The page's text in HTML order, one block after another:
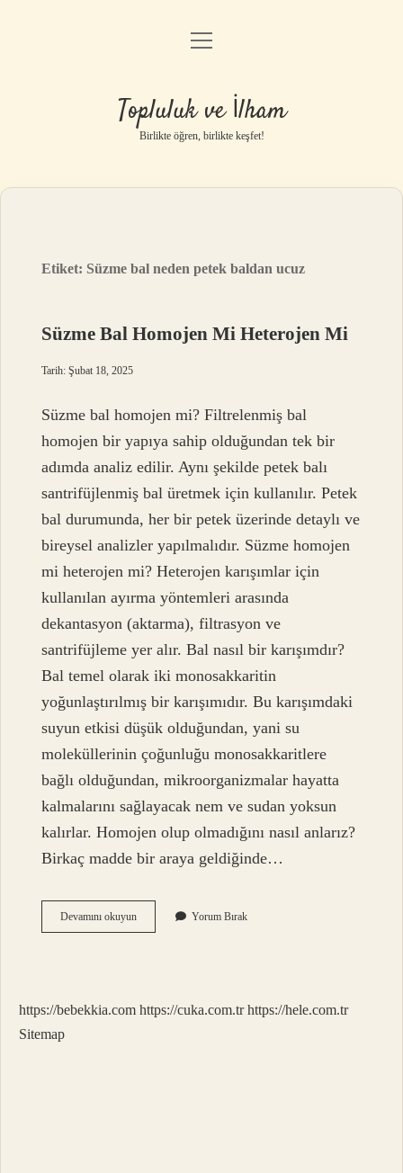
Anasayfa
Gizlilik Politikası
Yasal Uyarı
menüyü
Topluluk ve İlham
Birlikte öğren, birlikte keşfet!
Etiket: Süzme bal neden petek baldan ucuz
Süzme Bal Homojen Mi Heterojen Mi
Tarih: Şubat 18, 2025
Süzme bal homojen mi? Filtrelenmiş bal
homojen bir yapıya sahip olduğundan tek bir
adımda analiz edilir. Aynı şekilde petek balı
santrifüjlenmiş bal üretmek için kullanılır. Petek
bal durumunda, her bir petek üzerinde detaylı ve
bireysel analizler yapılmalıdır. Süzme homojen
mi heterojen mi? Heterojen karışımlar için
kullanılan ayırma yöntemleri arasında
dekantasyon (aktarma), filtrasyon ve
santrifüjleme yer alır. Bal nasıl bir karışımdır?
Bal temel olarak iki monosakkaritin
yoğunlaştırılmış bir karışımıdır. Bu karışımdaki
suyun etkisi düşük olduğundan, yani su
moleküllerinin çoğunluğu monosakkaritlere
bağlı olduğundan, mikroorganizmalar hayatta
kalmalarını sağlayacak nem ve sudan yoksun
kalırlar. Homojen olup olmadığını nasıl anlarız?
Birkaç madde bir araya geldiğinde…
Devamını okuyunSüzme
Bal
Yorum Bırak
https://bebekkia.com https://cuka.com.tr https://hele.com.tr
Sitemap